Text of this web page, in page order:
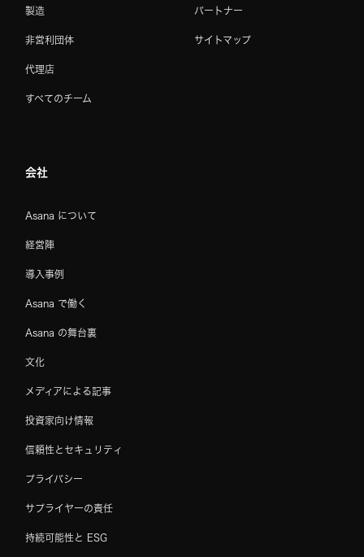
製造
非営利団体
代理店
すべてのチーム
パートナー
サイトマップ
会社
Asana について
経営陣
導入事例
Asana で働く
Asana の舞台裏
文化
メディアによる記事
投資家向け情報
信頼性とセキュリティ
プライバシー
サプライヤーの責任
持続可能性と ESG